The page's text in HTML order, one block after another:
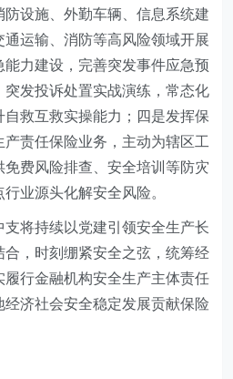
设施、外勤车辆、信息系统建
运输、消防等高风险领域开展
力建设，完善突发事件应急预
发投诉处置实战演练，常态化
救互救实操能力；四是发挥保
责任保险业务，主动为辖区工
费风险排查、安全培训等防灾
业源头化解安全风险。
将持续以党建引领安全生产长
，时刻绷紧安全之弦，统筹经
行金融机构安全生产主体责任
济社会安全稳定发展贡献保险